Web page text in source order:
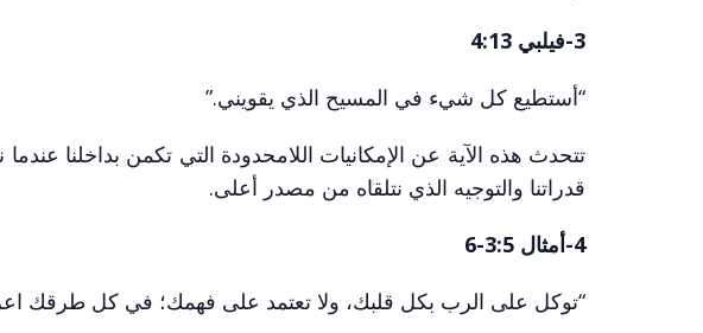
3-فيلبي 4:13
“أستطيع كل شيء في المسيح الذي يقويني.”
تتحدث هذه الآية عن الإمكانيات اللامحدودة التي تكمن بداخلنا
قدراتنا والتوجيه الذي نتلقاه من مصدر أعلى.
4-أمثال 3:5-6
“توكل على الرب بكل قلبك، ولا تعتمد على فهمك؛ في كل طرقك